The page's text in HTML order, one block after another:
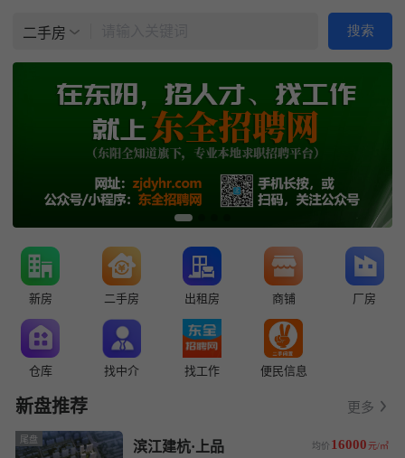
二手房 搜索
新房 二手房 出租房 商铺 厂房
仓库 找中介 找工作 便民信息
新盘推荐 更多
尾盘 滨江建杭·上品 均价 16000元/㎡